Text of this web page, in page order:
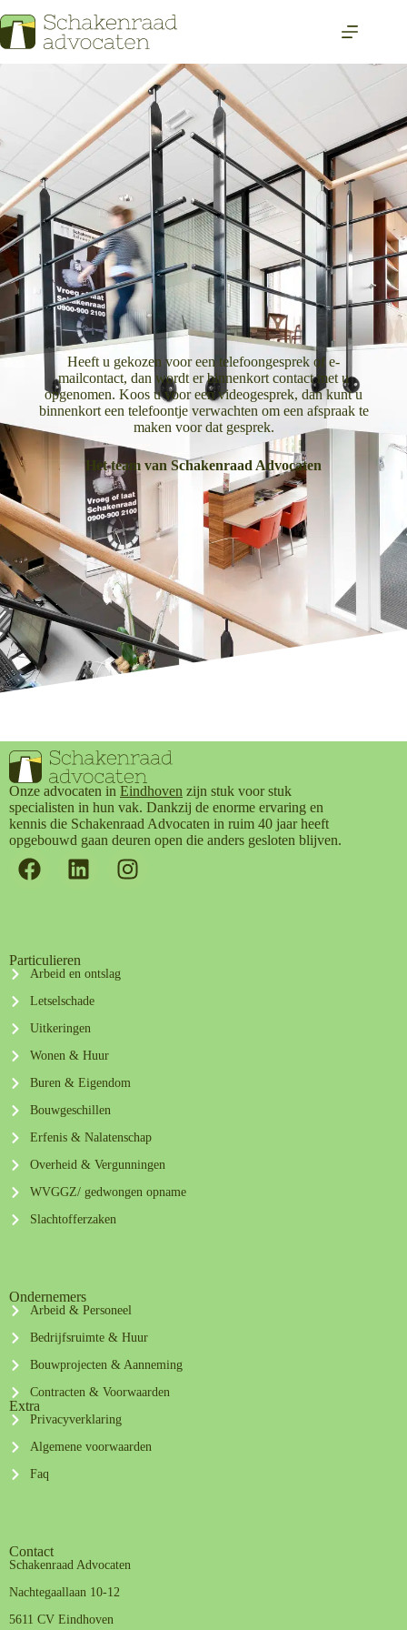
Heeft u gekozen voor een telefoongesprek of e-
mailcontact, dan wordt er binnenkort contact met u
opgenomen. Koos u voor een videogesprek, dan kunt u
binnenkort een telefoontje verwachten om een afspraak te
maken voor dat gesprek.
Het team van Schakenraad Advocaten
Onze advocaten in Eindhoven zijn stuk voor stuk
specialisten in hun vak. Dankzij de enorme ervaring en
kennis die Schakenraad Advocaten in ruim 40 jaar heeft
opgebouwd gaan deuren open die anders gesloten blijven.
Particulieren
Arbeid en ontslag
Letselschade
Uitkeringen
Wonen & Huur
Buren & Eigendom
Bouwgeschillen
Erfenis & Nalatenschap
Overheid & Vergunningen
WVGGZ/ gedwongen opname
Slachtofferzaken
Ondernemers
Arbeid & Personeel
Bedrijfsruimte & Huur
Bouwprojecten & Aanneming
Contracten & Voorwaarden
Extra
Privacyverklaring
Algemene voorwaarden
Faq
Contact
Schakenraad Advocaten
Nachtegaallaan 10-12
5611 CV Eindhoven